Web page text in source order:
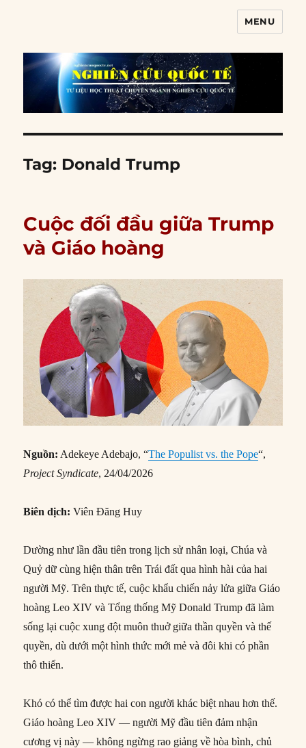
MENU
Tag: Donald Trump
Cuộc đối đầu giữa Trump
và Giáo hoàng
Nguồn: Adekeye Adebajo, “The Populist vs. the Pope“,
Project Syndicate, 24/04/2026
Biên dịch: Viên Đăng Huy
Dường như lần đầu tiên trong lịch sử nhân loại, Chúa và
Quỷ dữ cùng hiện thân trên Trái đất qua hình hài của hai
người Mỹ. Trên thực tế, cuộc khẩu chiến nảy lửa giữa Giáo
hoàng Leo XIV và Tổng thống Mỹ Donald Trump đã làm
sống lại cuộc xung đột muôn thuở giữa thần quyền và thế
quyền, dù dưới một hình thức mới mẻ và đôi khi có phần
thô thiển.
Khó có thể tìm được hai con người khác biệt nhau hơn thế.
Giáo hoàng Leo XIV — người Mỹ đầu tiên đảm nhận
cương vị này — không ngừng rao giảng về hòa bình, chủ